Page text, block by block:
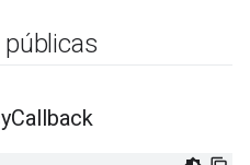
Callback